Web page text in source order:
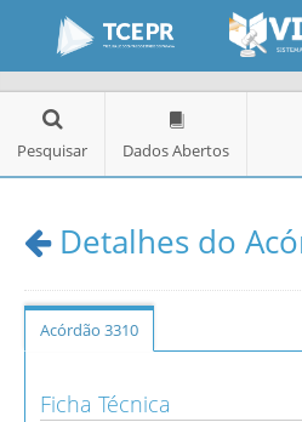
Pesquisar Dados Abertos
Detalhes do
Acórdão 3310
Ficha Técnica